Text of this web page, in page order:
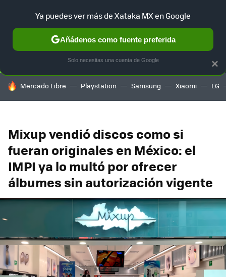
SELECCIÓN GAMING HOME AUTO TERRITORIO
HOY SE HABLA DE
Mercado Libre Playstation Samsung Xiaomi LG
Mixup vendió discos como si
fueran originales en México: el
IMPI ya lo multó por ofrecer
álbumes sin autorización vigente
×
Ya puedes ver más de Xataka MX en Google
Añádenos como fuente preferida
Solo necesitas una cuenta de Google